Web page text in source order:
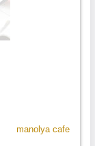
manolya cafe